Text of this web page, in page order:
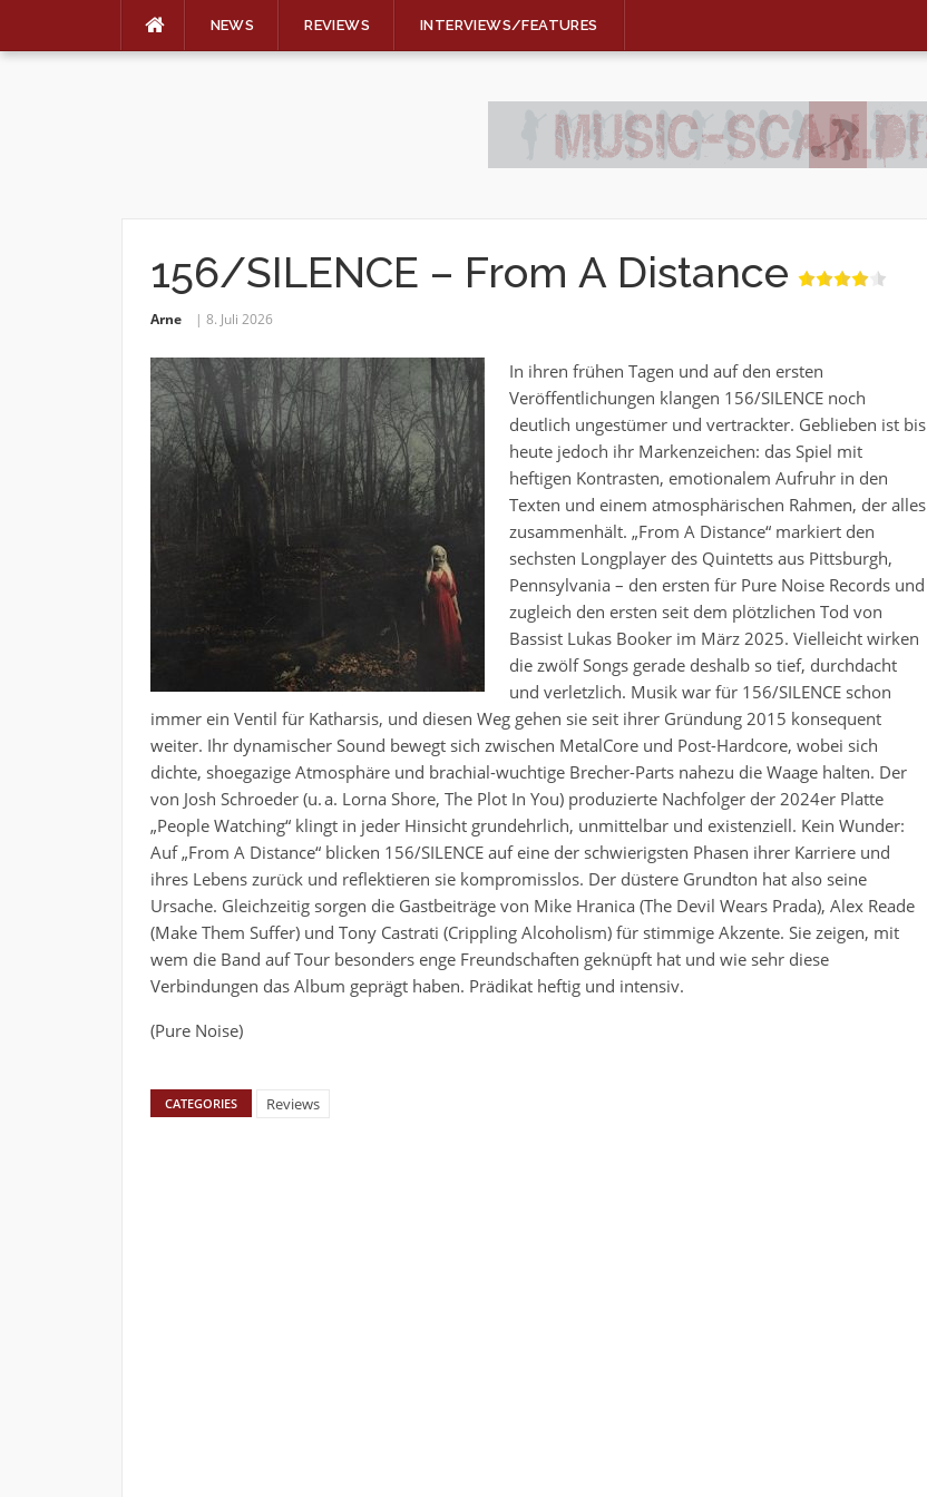
NEWS REVIEWS INTERVIEWS/FEATURES
156/SILENCE – From A Distance
Arne 8. Juli 2026
In ihren frühen Tagen und auf den ersten
Veröffentlichungen klangen 156/SILENCE noch
deutlich ungestümer und vertrackter. Geblieben ist bis
heute jedoch ihr Markenzeichen: das Spiel mit
heftigen Kontrasten, emotionalem Aufruhr in den
Texten und einem atmosphärischen Rahmen, der alles
zusammenhält. „From A Distance“ markiert den
sechsten Longplayer des Quintetts aus Pittsburgh,
Pennsylvania – den ersten für Pure Noise Records und
zugleich den ersten seit dem plötzlichen Tod von
Bassist Lukas Booker im März 2025. Vielleicht wirken
die zwölf Songs gerade deshalb so tief, durchdacht
und verletzlich. Musik war für 156/SILENCE schon
immer ein Ventil für Katharsis, und diesen Weg gehen sie seit ihrer Gründung 2015 konsequent
weiter. Ihr dynamischer Sound bewegt sich zwischen MetalCore und Post-Hardcore, wobei sich
dichte, shoegazige Atmosphäre und brachial-wuchtige Brecher-Parts nahezu die Waage halten. Der
von Josh Schroeder (u. a. Lorna Shore, The Plot In You) produzierte Nachfolger der 2024er Platte
„People Watching“ klingt in jeder Hinsicht grundehrlich, unmittelbar und existenziell. Kein Wunder:
Auf „From A Distance“ blicken 156/SILENCE auf eine der schwierigsten Phasen ihrer Karriere und
ihres Lebens zurück und reflektieren sie kompromisslos. Der düstere Grundton hat also seine
Ursache. Gleichzeitig sorgen die Gastbeiträge von Mike Hranica (The Devil Wears Prada), Alex Reade
(Make Them Suffer) und Tony Castrati (Crippling Alcoholism) für stimmige Akzente. Sie zeigen, mit
wem die Band auf Tour besonders enge Freundschaften geknüpft hat und wie sehr diese
Verbindungen das Album geprägt haben. Prädikat heftig und intensiv.
(Pure Noise)
CATEGORIES Reviews